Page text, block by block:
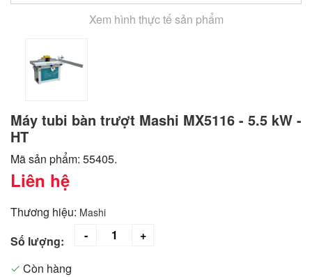
Xem hình thực tế sản phẩm
Máy tubi bàn trượt Mashi MX5116 - 5.5 kW -
HT
Mã sản phẩm: 55405.
Liên hệ
Thương hiệu: Mashi
Số lượng:
Còn hàng